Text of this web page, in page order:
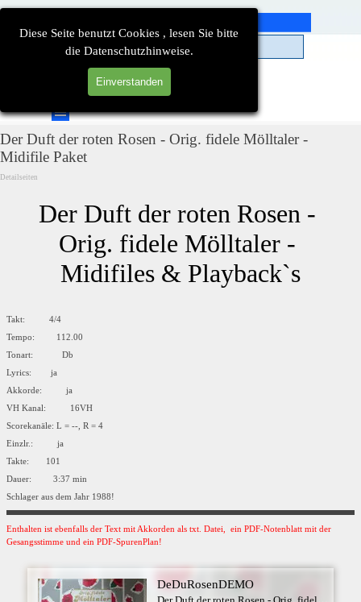
Diese Seite benutzt Cookies , lesen Sie bitte
die Datenschutzhinweise.
Einverstanden
Direkt zum Seiteninhalt
Menü überspringen
Der Duft der roten Rosen - Orig. fidele Mölltaler -
Midifile Paket
Detailseiten
Der Duft der roten Rosen -
Orig. fidele Mölltaler -
Midifiles & Playback`s
Takt: 4/4
Tempo: 112.00
Tonart: Db
Lyrics: ja
Akkorde: ja
VH Kanal: 16VH
Scorekanäle: L = --, R = 4
Einzlr.: ja
Takte: 101
Dauer: 3:37 min
Schlager aus dem Jahr 1988!
Enthalten ist ebenfalls der Text mit Akkorden als txt. Datei, ein PDF-Notenblatt mit der
Gesangsstimme und ein PDF-SpurenPlan!
DeDuRosenDEMO